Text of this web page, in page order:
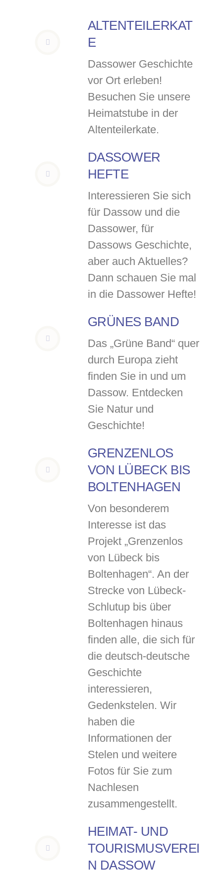
ALTENTEILERKAT
E
Dassower Geschichte
vor Ort erleben!
Besuchen Sie unsere
Heimatstube in der
Altenteilerkate.
DASSOWER
HEFTE
Interessieren Sie sich
für Dassow und die
Dassower, für
Dassows Geschichte,
aber auch Aktuelles?
Dann schauen Sie mal
in die Dassower Hefte!
GRÜNES BAND
Das „Grüne Band“ quer
durch Europa zieht
finden Sie in und um
Dassow. Entdecken
Sie Natur und
Geschichte!
GRENZENLOS
VON LÜBECK BIS
BOLTENHAGEN
Von besonderem
Interesse ist das
Projekt „Grenzenlos
von Lübeck bis
Boltenhagen“. An der
Strecke von Lübeck-
Schlutup bis über
Boltenhagen hinaus
finden alle, die sich für
die deutsch-deutsche
Geschichte
interessieren,
Gedenkstelen. Wir
haben die
Informationen der
Stelen und weitere
Fotos für Sie zum
Nachlesen
zusammengestellt.
HEIMAT- UND
TOURISMUSVEREI
N DASSOW